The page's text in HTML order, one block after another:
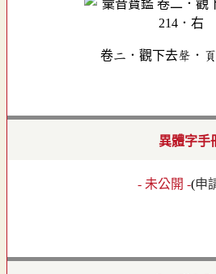
卷二．觀下去聲．
異體字手
- 未公開 -(申